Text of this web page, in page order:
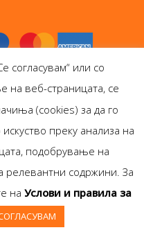
дооел
Antolog
2020
согласувам“ или со
на веб-страницата, се
(cookies) за да го
преку анализа на
подобрување на
релевантни содржини. За
на Услови и правила за